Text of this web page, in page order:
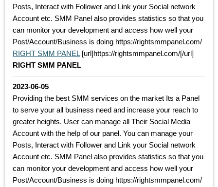
Posts, Interact with Follower and Link your Social network
Account etc. SMM Panel also provides statistics so that you
can monitor your development and access how well your
Post/Account/Business is doing https://rightsmmpanel.com/
RIGHT SMM PANEL[url]https://rightsmmpanel.com/[/url]
RIGHT SMM PANEL
2023-06-05
Providing the best SMM services on the market Its a Panel
to serve your all business need and increase your reach to
greater heights. User can manage all Their Social Media
Account with the help of our panel. You can manage your
Posts, Interact with Follower and Link your Social network
Account etc. SMM Panel also provides statistics so that you
can monitor your development and access how well your
Post/Account/Business is doing https://rightsmmpanel.com/